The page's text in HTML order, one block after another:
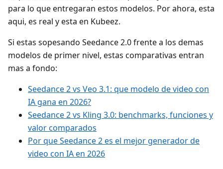
para lo que entregaran estos modelos. Por ahora, esta
aqui, es real y esta en Kubeez.
Si estas sopesando Seedance 2.0 frente a los demas
modelos de primer nivel, estas comparativas entran
mas a fondo:
Seedance 2 vs Veo 3.1: que modelo de video con
IA gana en 2026?
Seedance 2 vs Kling 3.0: benchmarks, funciones y
valor comparados
Por que Seedance 2 es el mejor generador de
video con IA en 2026